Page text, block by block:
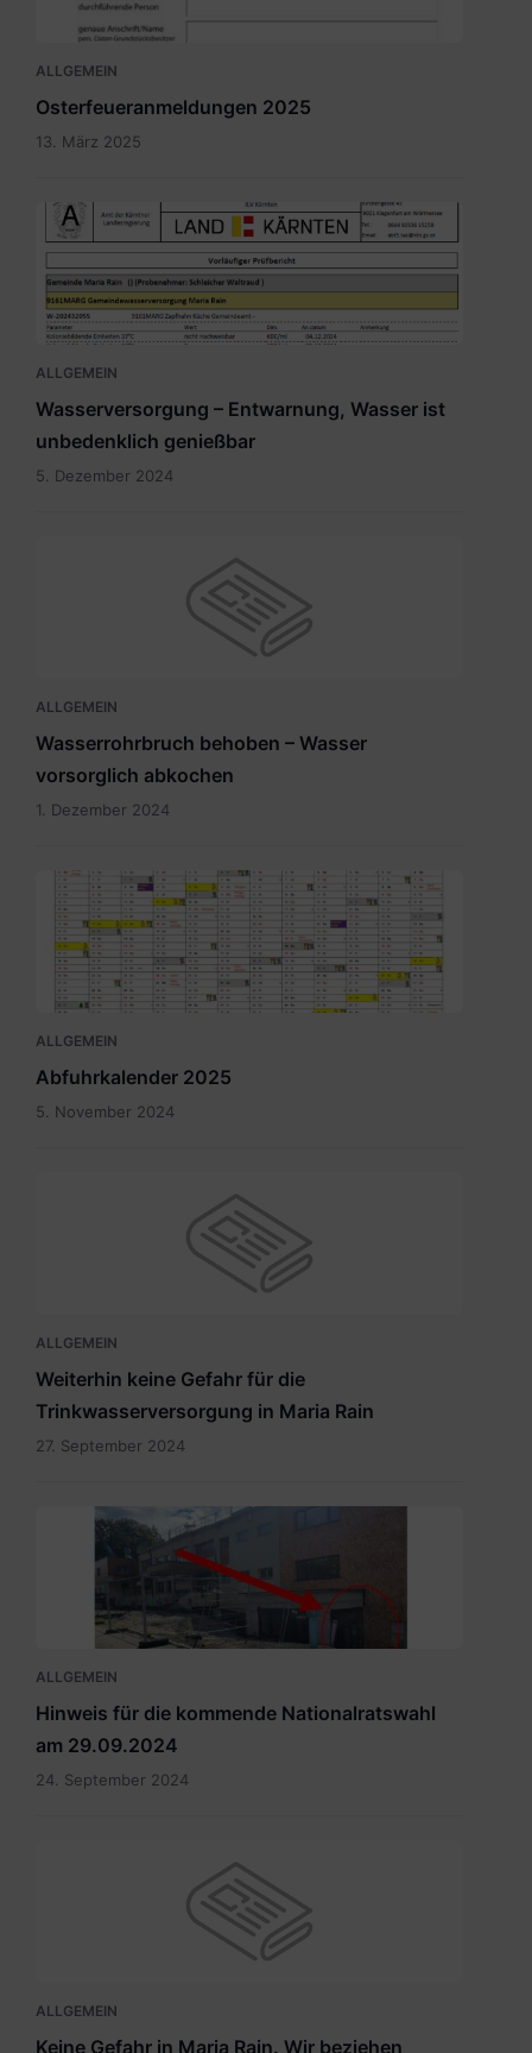
ALLGEMEIN
Osterfeueranmeldungen 2025
13. März 2025
Bild.png
ALLGEMEIN
Wasserversorgung – Entwarnung, Wasser ist
unbedenklich genießbar
5. Dezember 2024
ALLGEMEIN
Wasserrohrbruch behoben – Wasser
vorsorglich abkochen
1. Dezember 2024
Abfuhrkalender
2025.pdf
ALLGEMEIN
Abfuhrkalender 2025
5. November 2024
ALLGEMEIN
Weiterhin keine Gefahr für die
Trinkwasserversorgung in Maria Rain
27. September 2024
Eingang
Wahllokal.pdf
ALLGEMEIN
Hinweis für die kommende Nationalratswahl
am 29.09.2024
24. September 2024
ALLGEMEIN
Keine Gefahr in Maria Rain. Wir beziehen